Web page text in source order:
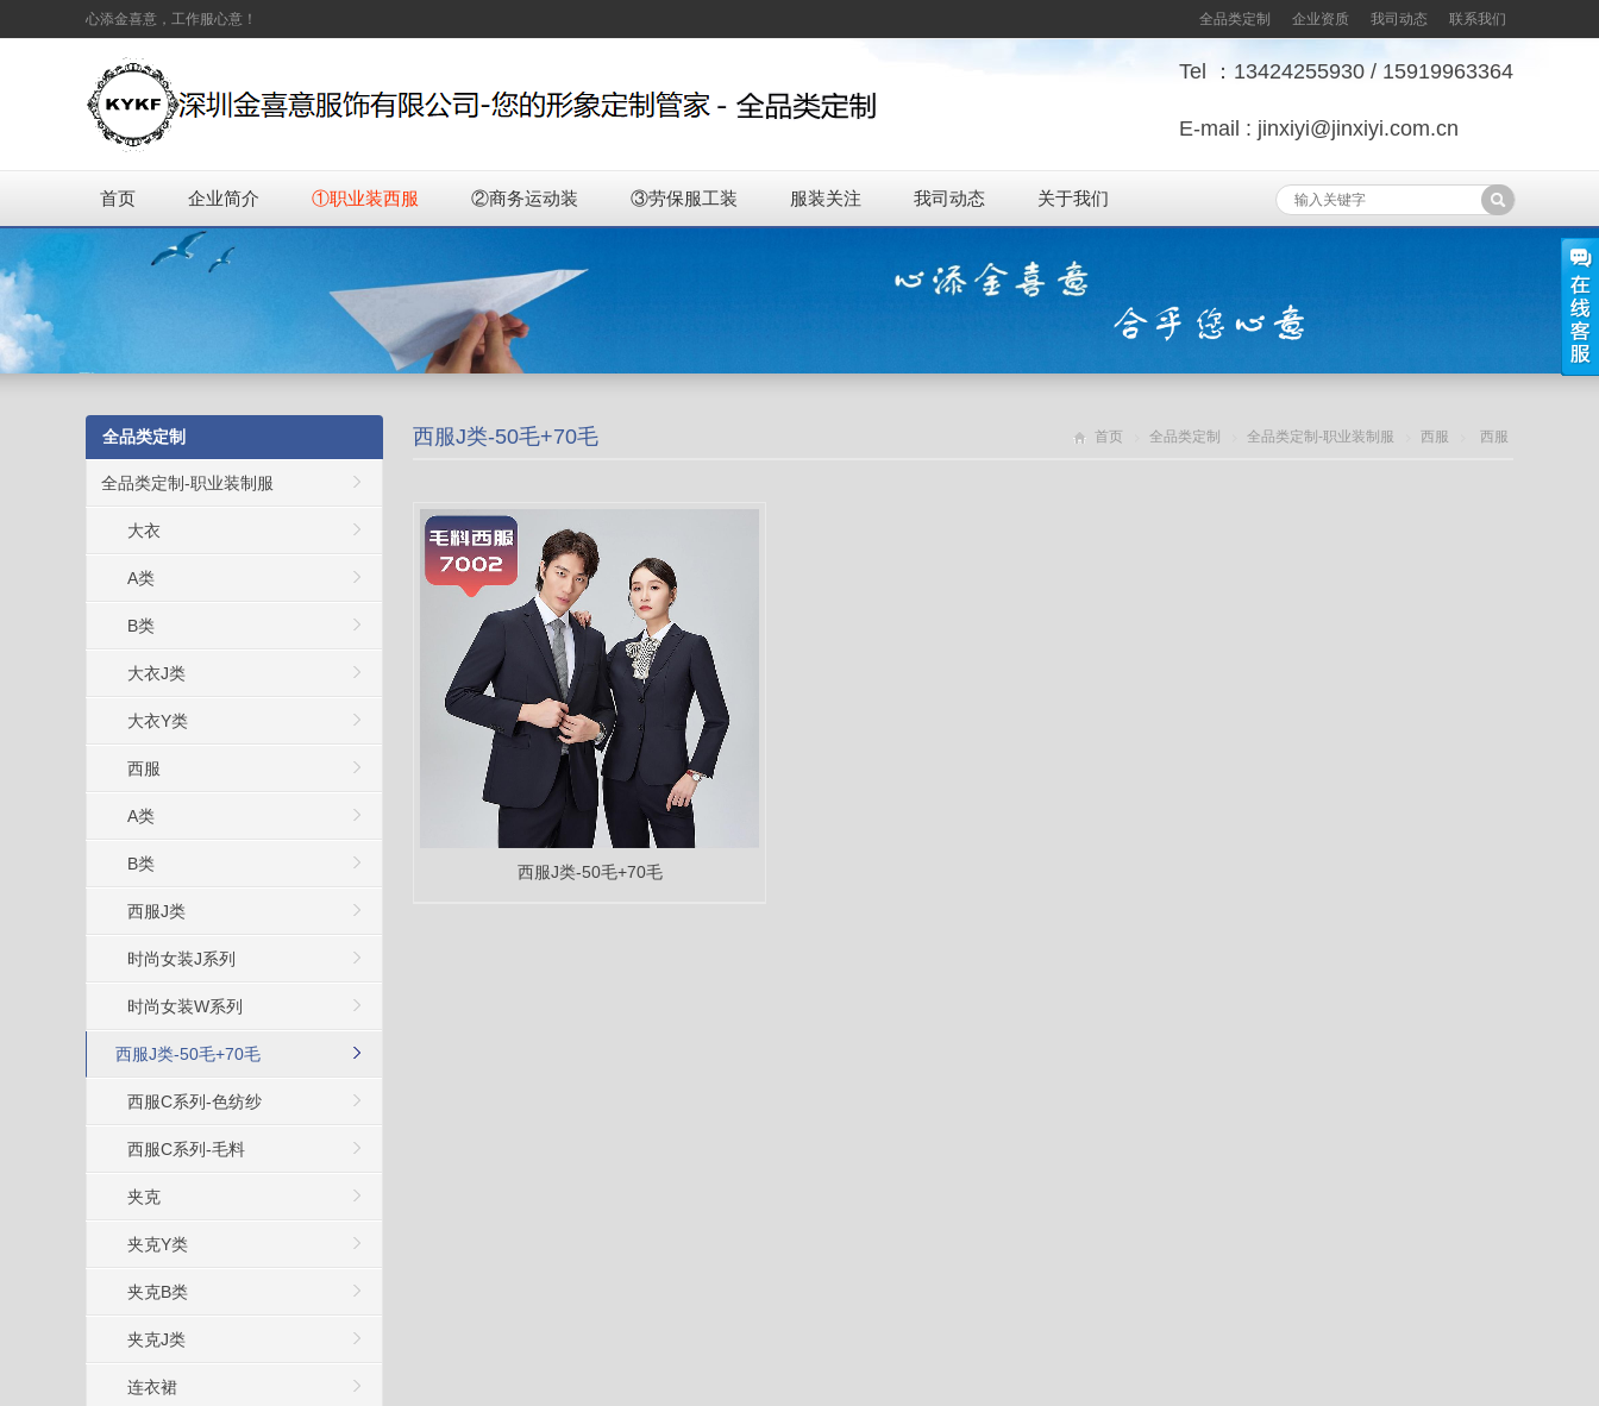
心添金喜意，工作服心意！ 全品类定制 企业资质 我司动态 联系我们
Tel ：13424255930 / 15919963364
E-mail : jinxiyi@jinxiyi.com.cn
首页 企业简介 ①职业装西服 ②商务运动装 ③劳保服工装 服装关注 我司动态 关于我们
西服J类-50毛+70毛 首页 全品类定制 全品类定制-职业装制服 西服 西服
西服J类-50毛+70毛
全品类定制
全品类定制-职业装制服
大衣
A类
B类
大衣J类
大衣Y类
西服
A类
B类
西服J类
时尚女装J系列
时尚女装W系列
西服J类-50毛+70毛
西服C系列-色纺纱
西服C系列-毛料
夹克
夹克Y类
夹克B类
夹克J类
连衣裙